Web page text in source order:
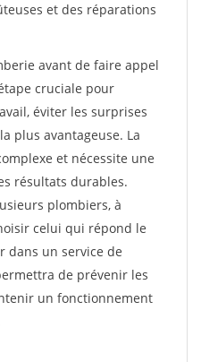
et des réparations
avant de faire appel
cruciale pour
éviter les surprises
plus avantageuse. La
et nécessite une
résultats durables.
plombiers, à
celui qui répond le
dans un service de
de prévenir les
un fonctionnement